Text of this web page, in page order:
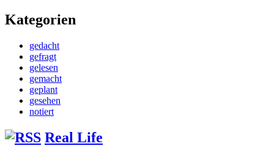
Kategorien
gedacht
gefragt
gelesen
gemacht
geplant
gesehen
notiert
Real Life